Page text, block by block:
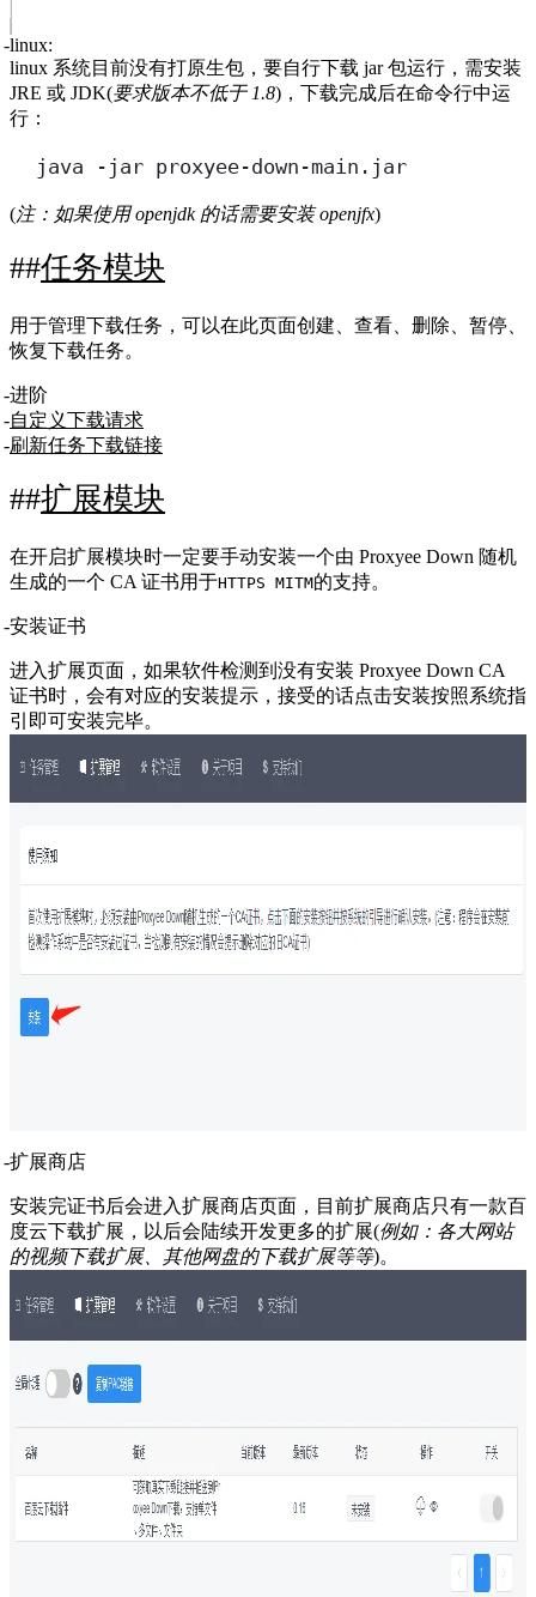
linux:
linux 系统目前没有打原生包，要自行下载 jar 包运行，需安装
JRE 或 JDK(要求版本不低于 1.8)，下载完成后在命令行中运
行：
java -jar proxyee-down-main.jar
(注：如果使用 openjdk 的话需要安装 openjfx)
任务模块
用于管理下载任务，可以在此页面创建、查看、删除、暂停、
恢复下载任务。
进阶
自定义下载请求
刷新任务下载链接
扩展模块
在开启扩展模块时一定要手动安装一个由 Proxyee Down 随机
生成的一个 CA 证书用于HTTPS MITM的支持。
安装证书
进入扩展页面，如果软件检测到没有安装 Proxyee Down CA
证书时，会有对应的安装提示，接受的话点击安装按照系统指
引即可安装完毕。
扩展商店
安装完证书后会进入扩展商店页面，目前扩展商店只有一款百
度云下载扩展，以后会陆续开发更多的扩展(例如：各大网站
的视频下载扩展、其他网盘的下载扩展等等)。